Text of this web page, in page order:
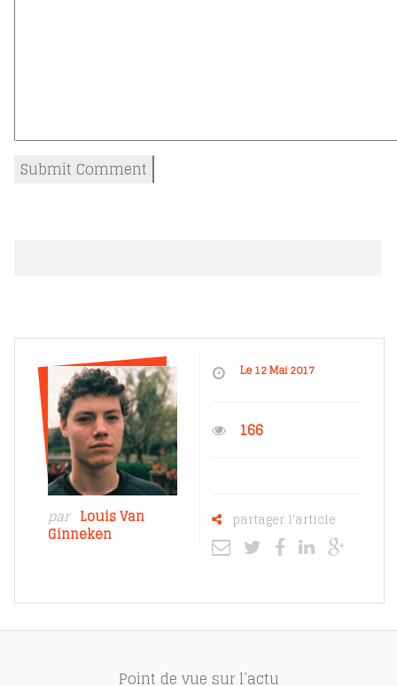
par Louis Van
Ginneken
Le 12 Mai 2017
166
partager l'article
Point de vue sur l’actu